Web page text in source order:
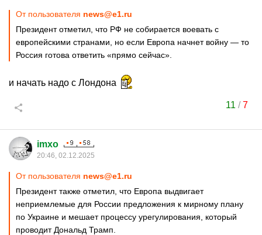
От пользователя news@e1.ru
Президент отметил, что РФ не собирается воевать с
европейскими странами, но если Европа начнет войну — то
Россия готова ответить «прямо сейчас».
и начать надо с Лондона
11 /7
imxo
20:46, 02.12.2025
От пользователя news@e1.ru
Президент также отметил, что Европа выдвигает
неприемлемые для России предложения к мирному плану
по Украине и мешает процессу урегулирования, который
проводит Дональд Трамп.